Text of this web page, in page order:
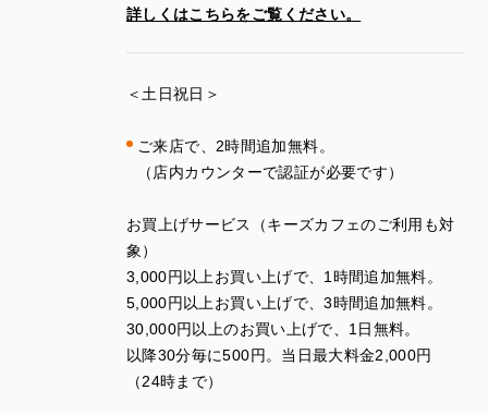
詳しくはこちらをご覧ください。
＜土日祝日＞
ご来店で、 2時間追加無料。
（店内カウンターで認証が必要です）
お買上げサービス（キーズカフェのご利用も対
象）
3 000円以上お買い上げで、 1 時間追加無料。
5 000円以上お買い上げで、3時間追加無料。
30 ,000円以上のお買い上げで、 1 日無料。
以降30分毎に500円。当日最大料金2 ,000円
（24時まで）